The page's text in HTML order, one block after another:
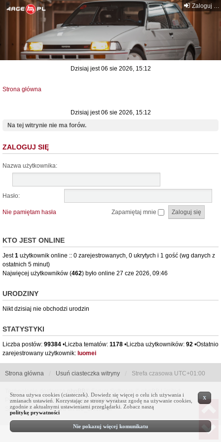
Zaloguj się
Dzisiaj jest 06 sie 2026, 15:12
Strona główna
Dzisiaj jest 06 sie 2026, 15:12
Na tej witrynie nie ma forów.
ZALOGUJ SIĘ
Nazwa użytkownika:
Hasło:
Nie pamiętam hasła Zapamiętaj mnie
KTO JEST ONLINE
Jest1 użytkownik online :: 0 zarejestrowanych, 0 ukrytych i 1 gość (wg danych z
ostatnich 5 minut)
Najwięcej użytkowników (462) było online 27 cze 2026, 09:46
URODZINY
Nikt dzisiaj nie obchodzi urodzin
STATYSTYKI
Liczba postów: 99384 •Liczba tematów: 1178 •Liczba użytkowników: 92 •Ostatnio
zarejestrowany użytkownik: luomei
Strona główna Usuń ciasteczka witryny Strefa czasowa UTC+01:00
Technologię dostarcza phpBB ® Forum Software © phpBB Limited
Polski pakiet językowy dostarczaphpBB.pl
Style by Sznaps based on we_universal
X
Strona używa cookies (ciasteczek). Dowiedz się więcej o celu ich używania i
zmianach ustawień. Korzystając ze strony wyrażasz zgodę na używanie cookies,
zgodnie z aktualnymi ustawieniami przeglądarki. Zobacz naszą
politykę prywatności
Nie pokazuj więcej komunikatu